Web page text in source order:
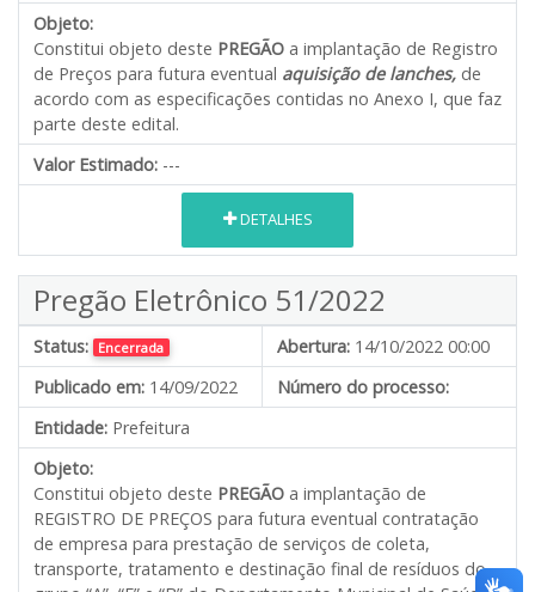
Objeto:
Constitui objeto deste PREGÃO a implantação de Registro
de Preços para futura eventual aquisição de lanches, de
acordo com as especificações contidas no Anexo I, que faz
parte deste edital.
Valor Estimado: ---
DETALHES
Pregão Eletrônico 51/2022
Status: Encerrada Abertura: 14/10/2022 00:00
Publicado em: 14/09/2022
Número do processo:
Entidade: Prefeitura
Objeto:
Constitui objeto deste PREGÃO a implantação de
REGISTRO DE PREÇOS para futura eventual contratação
de empresa para prestação de serviços de coleta,
transporte, tratamento e destinação final de resíduos do